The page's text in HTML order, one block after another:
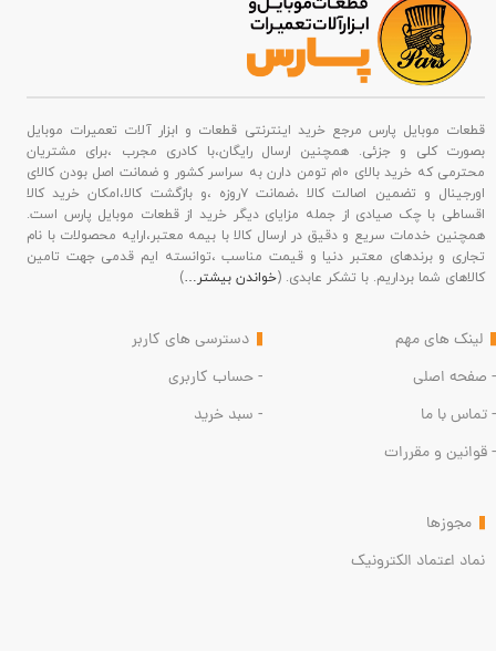
قطعات موبایل پارس مرجع خرید اینترنتی قطعات و ابزار آلات تعمیرات موبایل
بصورت کلی و جزئی. همچنین ارسال رایگان،با کادری مجرب ،برای مشتریان
محترمی که خرید بالای ۱۰م تومن دارن به سراسر کشور و ضمانت اصل بودن کالای
اورجینال و تضمین اصالت کالا ،ضمانت ۷روزه ،و بازگشت کالا،امکان خرید کالا
اقساطی با چک صیادی از جمله مزایای دیگر خرید از قطعات موبایل پارس است.
همچنین خدمات سریع و دقیق در ارسال کالا با بیمه معتبر،ارایه محصولات با نام
تجاری و برندهای معتبر دنیا و قیمت مناسب ،توانسته ایم قدمی جهت تامین
کالاهای شما برداریم. با تشکر عابدی. (خواندن بیشتر…)
لینک های مهم
- صفحه اصلی
- تماس با ما
- قوانین و مقررات
دسترسی های کاربر
- حساب کاربری
- سبد خرید
مجوزها
نماد اعتماد الکترونیک